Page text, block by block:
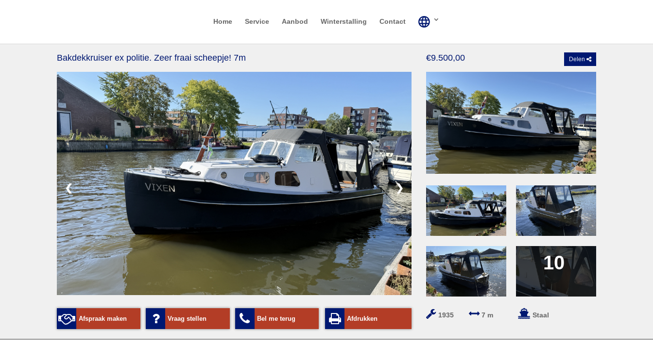
Home Service Aanbod Winterstalling Contact
Bakdekkruiser ex politie. Zeer fraai scheepje! 7m
❮ ❯
Afspraak maken Vraag stellen Bel me terug Afdrukken
€9.500,00 Delen
10
1935 7 m Staal